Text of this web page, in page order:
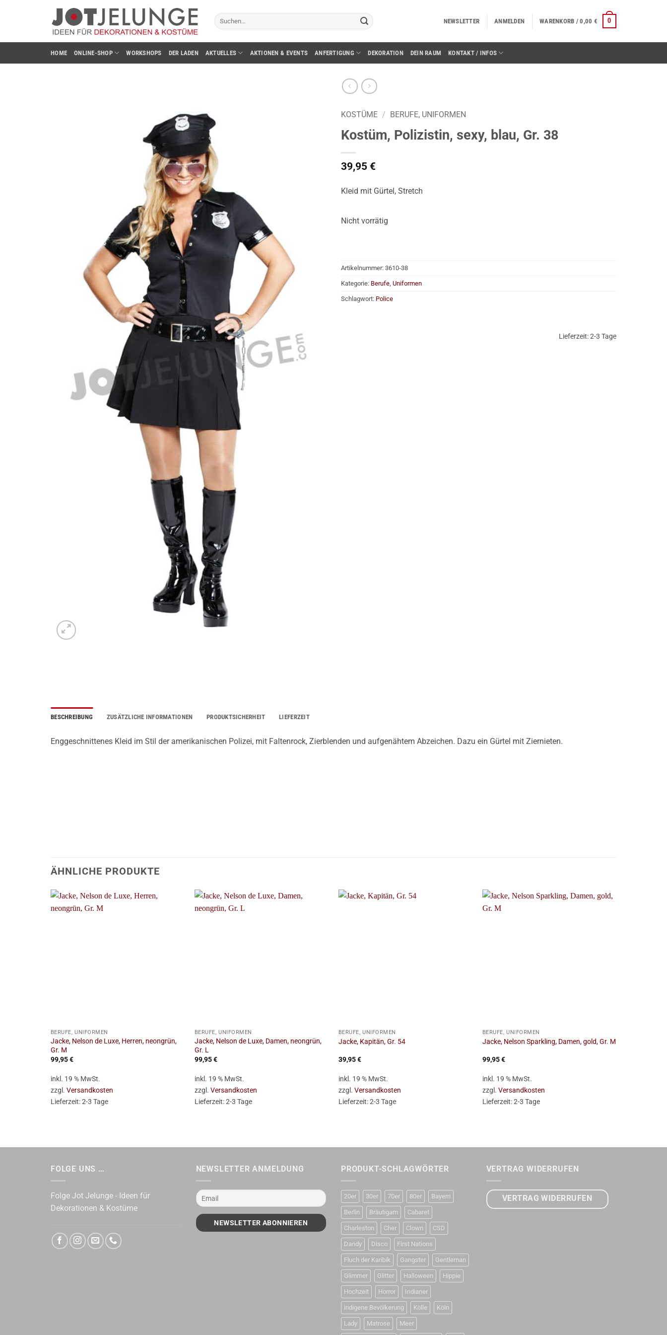
Suchen
nach:
NEWSLETTER ANMELDEN WARENKORB /0,00 € 0
HOME ONLINE-SHOP WORKSHOPS DER LADEN AKTUELLES AKTIONEN & EVENTS ANFERTIGUNG DEKORATION DEIN RAUM KONTAKT / INFOS
KOSTÜME / BERUFE, UNIFORMEN
Kostüm, Polizistin, sexy, blau, Gr. 38
39,95 €
Kleid mit Gürtel, Stretch
Nicht vorrätig
Artikelnummer: 3610-38
Kategorie: Berufe, Uniformen
Schlagwort: Police
Lieferzeit:2-3 Tage
BESCHREIBUNG ZUSÄTZLICHE INFORMATIONEN PRODUKTSICHERHEIT LIEFERZEIT
Enggeschnittenes Kleid im Stil der amerikanischen Polizei, mit Faltenrock, Zierblenden und aufgenähtem Abzeichen. Dazu ein Gürtel mit Ziernieten.
ÄHNLICHE PRODUKTE
BERUFE, UNIFORMEN
Jacke, Nelson de Luxe, Herren, neongrün,
Gr. M
99,95€
inkl. 19 % MwSt.
zzgl. Versandkosten
Lieferzeit:2-3 Tage
BERUFE, UNIFORMEN
Jacke, Nelson de Luxe, Damen, neongrün,
Gr. L
99,95€
inkl. 19 % MwSt.
zzgl. Versandkosten
Lieferzeit:2-3 Tage
BERUFE, UNIFORMEN
Jacke, Kapitän, Gr. 54
39,95€
inkl. 19 % MwSt.
zzgl. Versandkosten
Lieferzeit:2-3 Tage
BERUFE, UNIFORMEN
Jacke, Nelson Sparkling, Damen, gold, Gr. M
99,95€
inkl. 19 % MwSt.
zzgl. Versandkosten
Lieferzeit:2-3 Tage
FOLGE UNS …
Folge Jot Jelunge - Ideen für
Dekorationen & Kostüme
NEWSLETTER ANMELDUNG PRODUKT-SCHLAGWÖRTER
20er 30er 70er 80er Bayern
Berlin Bräutigam Cabaret
Charleston Cher Clown CSD
Dandy Disco First Nations
Fluch der Karibik Gangster Gentleman
Glimmer Glitter Halloween Hippie
Hochzeit Horror Indianer
indigene Bevölkerung Kölle Köln
Lady Matrose Meer
VERTRAG WIDERRUFEN
VERTRAG WIDERRUFEN